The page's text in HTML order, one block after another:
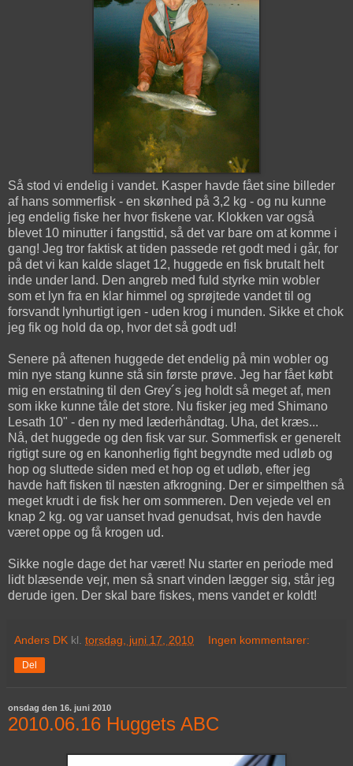
Så stod vi endelig i vandet. Kasper havde fået sine billeder
af hans sommerfisk - en skønhed på 3,2 kg - og nu kunne
jeg endelig fiske her hvor fiskene var. Klokken var også
blevet 10 minutter i fangsttid, så det var bare om at komme i
gang! Jeg tror faktisk at tiden passede ret godt med i går, for
på det vi kan kalde slaget 12, huggede en fisk brutalt helt
inde under land. Den angreb med fuld styrke min wobler
som et lyn fra en klar himmel og sprøjtede vandet til og
forsvandt lynhurtigt igen - uden krog i munden. Sikke et chok
jeg fik og hold da op, hvor det så godt ud!
Senere på aftenen huggede det endelig på min wobler og
min nye stang kunne stå sin første prøve. Jeg har fået købt
mig en erstatning til den Grey´s jeg holdt så meget af, men
som ikke kunne tåle det store. Nu fisker jeg med Shimano
Lesath 10" - den ny med læderhåndtag. Uha, det kræs...
Nå, det huggede og den fisk var sur. Sommerfisk er generelt
rigtigt sure og en kanonherlig fight begyndte med udløb og
hop og sluttede siden med et hop og et udløb, efter jeg
havde haft fisken til næsten afkrogning. Der er simpelthen så
meget krudt i de fisk her om sommeren. Den vejede vel en
knap 2 kg. og var uanset hvad genudsat, hvis den havde
været oppe og få krogen ud.
Sikke nogle dage det har været! Nu starter en periode med
lidt blæsende vejr, men så snart vinden lægger sig, står jeg
derude igen. Der skal bare fiskes, mens vandet er koldt!
Anders DK kl. torsdag, juni 17, 2010 Ingen kommentarer:
Del
onsdag den 16. juni 2010
2010.06.16 Huggets ABC